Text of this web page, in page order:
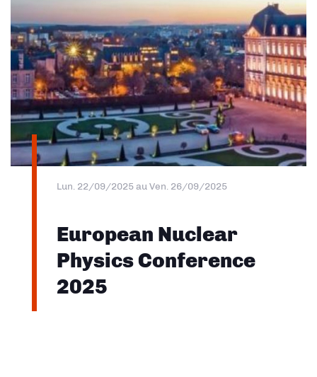
Lun. 22/09/2025au Ven. 26/09/2025
European Nuclear
Physics Conference
2025